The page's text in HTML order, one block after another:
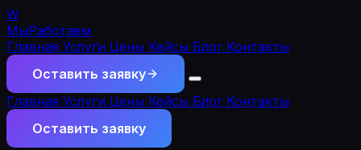
W
МыРаботаем
Главная Услуги Цены Кейсы Блог Контакты
Оставить заявку
Главная Услуги Цены Кейсы Блог Контакты
Оставить заявку